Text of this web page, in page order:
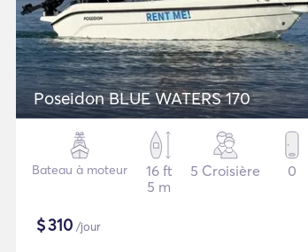
Poseidon BLUE WATERS 170
Bateau à moteur
16 ft
5 m
5 Croisière 0
$310 /jour